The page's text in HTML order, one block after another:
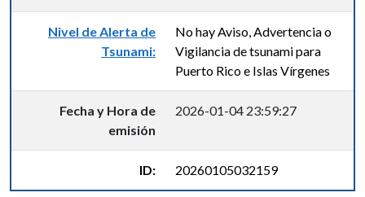
Nivel de Alerta de
Tsunami:
No hay Aviso, Advertencia o
Vigilancia de tsunami para
Puerto Rico e Islas Vírgenes
Fecha y Hora de
emisión
2026-01-04 23:59:27
ID: 20260105032159